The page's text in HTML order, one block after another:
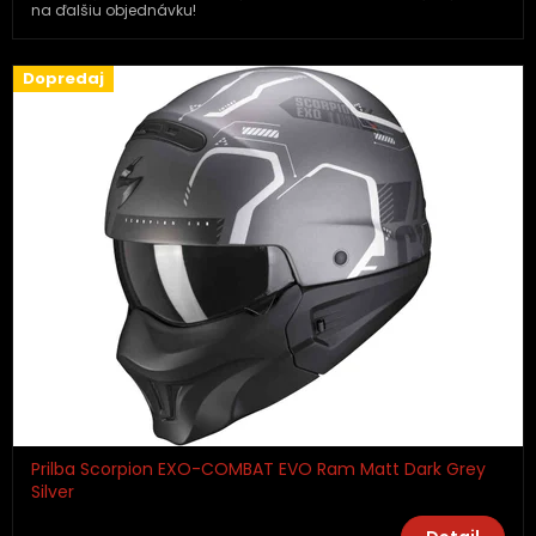
na ďalšiu objednávku!
Dopredaj
Prilba Scorpion EXO-COMBAT EVO Ram Matt Dark Grey
Silver